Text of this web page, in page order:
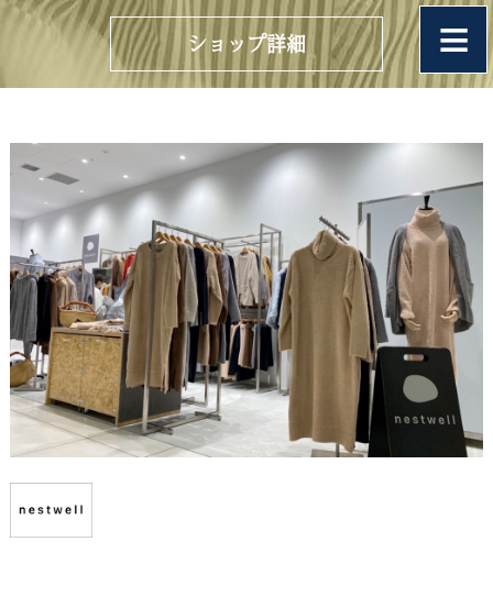
ショップ詳細